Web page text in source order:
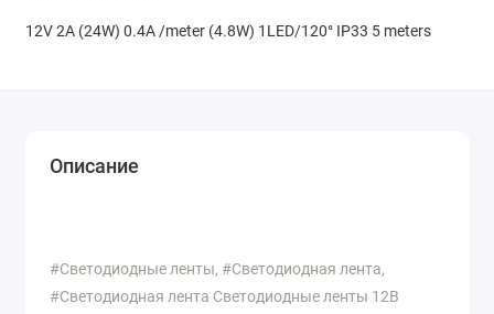
12V 2A (24W) 0.4A /meter (4.8W) 1LED/120° IP33 5 meters
Описание
#Светодиодные ленты, #Светодиодная лента,
#Светодиодная лента Светодиодные ленты 12В